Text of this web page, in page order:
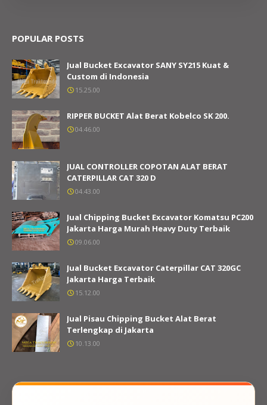
POPULAR POSTS
Jual Bucket Excavator SANY SY215 Kuat &
Custom di Indonesia
15.25.00
RIPPER BUCKET Alat Berat Kobelco SK 200.
04.46.00
JUAL CONTROLLER COPOTAN ALAT BERAT
CATERPILLAR CAT 320 D
04.43.00
Jual Chipping Bucket Excavator Komatsu PC200
Jakarta Harga Murah Heavy Duty Terbaik
09.06.00
Jual Bucket Excavator Caterpillar CAT 320GC
Jakarta Harga Terbaik
15.12.00
Jual Pisau Chipping Bucket Alat Berat
Terlengkap di Jakarta
10.13.00